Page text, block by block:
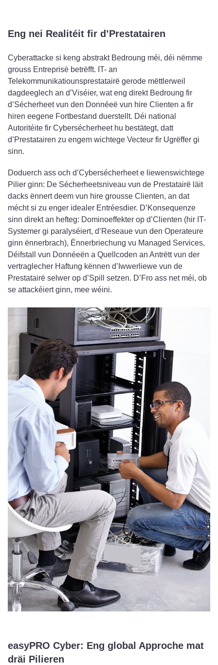
Eng nei Realitéit fir d’Prestatairen
Cyberattacke si keng abstrakt Bedroung méi, déi nëmme
grouss Entreprisë betrëfft. IT- an
Telekommunikatiounsprestatairë gerode mëttlerweil
dagdeeglech an d’Viséier, wat eng direkt Bedroung fir
d’Sécherheet vun den Donnéeë vun hire Clienten a fir
hiren eegene Fortbestand duerstellt. Déi national
Autoritéite fir Cybersécherheet hu bestätegt, datt
d’Prestatairen zu engem wichtege Vecteur fir Ugrëffer gi
sinn.
Doduerch ass och d’Cybersécherheet e liewenswichtege
Pilier ginn: De Sécherheetsniveau vun de Prestatairë läit
dacks ënnert deem vun hire grousse Clienten, an dat
mécht si zu enger idealer Entréesdier. D’Konsequenze
sinn direkt an hefteg: Dominoeffekter op d’Clienten (hir IT-
Systemer gi paralyséiert, d’Reseaue vun den Operateure
ginn ënnerbrach), Ënnerbriechung vu Managed Services,
Déifstall vun Donnéeën a Quellcoden an Antrëtt vun der
vertraglecher Haftung kënnen d’Iwwerliewe vun de
Prestatairë selwer op d’Spill setzen. D’Fro ass net méi, ob
se attackéiert ginn, mee wéini.
easyPRO Cyber: Eng global Approche mat
dräi Pilieren